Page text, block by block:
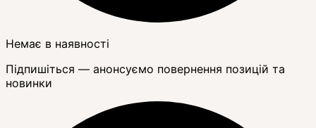
Немає в наявності
Підпишіться — анонсуємо повернення позицій та
новинки